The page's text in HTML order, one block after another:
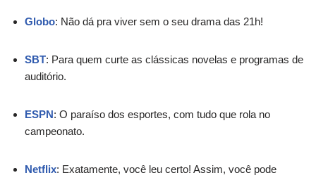
Globo: Não dá pra viver sem o seu drama das 21h!
SBT: Para quem curte as clássicas novelas e programas de
auditório.
ESPN: O paraíso dos esportes, com tudo que rola no
campeonato.
Netflix: Exatamente, você leu certo! Assim, você pode